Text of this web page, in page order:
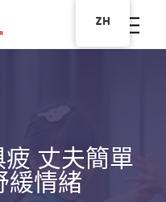
丈夫簡單
緩情緒
ZH